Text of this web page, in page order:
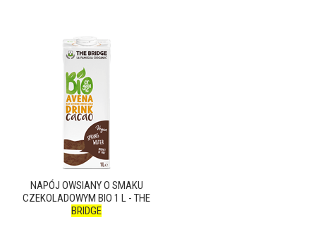
NAPÓJ OWSIANY O SMAKU
CZEKOLADOWYM BIO 1 L - THE
BRIDGE